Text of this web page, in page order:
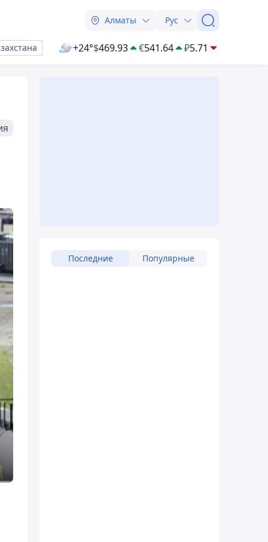
Алматы Рус
+24°$469.93 €541.64 ₽5.71
Последние Популярные